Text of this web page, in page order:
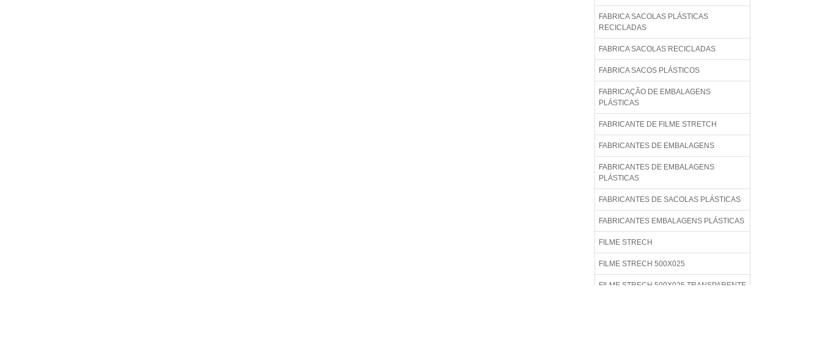
FABRICA SACOLAS PLÁSTICAS
RECICLADAS
FABRICA SACOLAS RECICLADAS
FABRICA SACOS PLÁSTICOS
FABRICAÇÃO DE EMBALAGENS
PLÁSTICAS
FABRICANTE DE FILME STRETCH
FABRICANTES DE EMBALAGENS
FABRICANTES DE EMBALAGENS
PLÁSTICAS
FABRICANTES DE SACOLAS PLÁSTICAS
FABRICANTES EMBALAGENS PLÁSTICAS
FILME STRECH
FILME STRECH 500X025
FILME STRECH 500X025 TRANSPARENTE